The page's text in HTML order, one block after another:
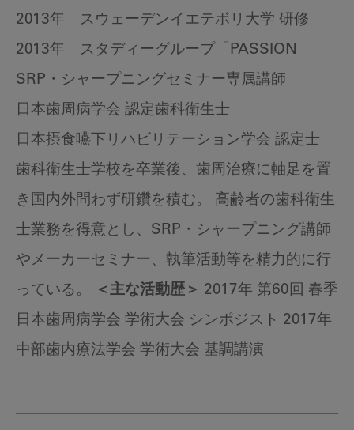
2013年 スウェーデンイエテボリ大学 研修
2013年 スタディーグループ「PASSION」
SRP・シャープニングセミナー専属講師
日本歯周病学会 認定歯科衛生士
日本摂食嚥下リハビリテーション学会 認定士
歯科衛生士学校を卒業後、歯周治療に軸足を置
き国内外問わず研鑽を積む。 高齢者の歯科衛生
士業務を得意とし、SRP・シャープニング講師
やメーカーセミナー、執筆活動等を精力的に行
っている。
＜主な活動歴＞ 2017年 第60回 春季
日本歯周病学会 学術大会 シンポジスト 2017年
中部歯内療法学会 学術大会 基調講演